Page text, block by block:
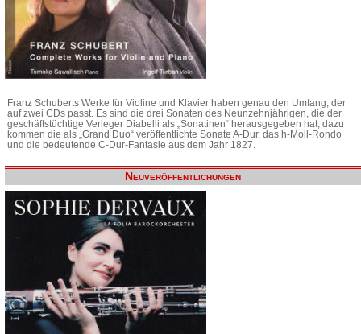
Franz Schuberts Werke für Violine und Klavier haben genau den Umfang, der
auf zwei CDs passt. Es sind die drei Sonaten des Neunzehnjährigen, die der
geschäftstüchtige Verleger Diabelli als „Sonatinen“ herausgegeben hat, dazu
kommen die als „Grand Duo“ veröffentlichte Sonate A-Dur, das h-Moll-Rondo
und die bedeutende C-Dur-Fantasie aus dem Jahr 1827.
Neuveröffentlichungen